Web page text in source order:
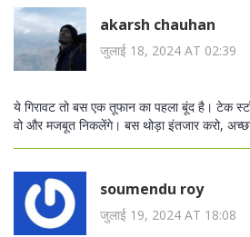
akarsh chauhan
जुलाई 18, 2024 AT 02:39
ये गिरावट तो बस एक तूफान का पहला बूंद है। टेक
वो और मजबूत निकलेंगे। बस थोड़ा इंतजार करो,
soumendu roy
जुलाई 19, 2024 AT 18:08